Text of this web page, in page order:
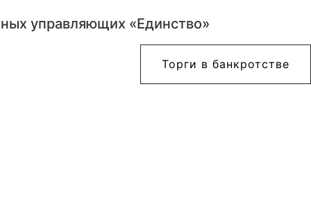
управляющих «Единство»
Торги в банкротстве